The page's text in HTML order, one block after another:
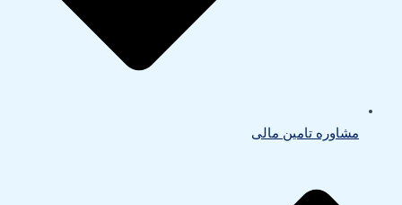
مشاوره تامین مالی